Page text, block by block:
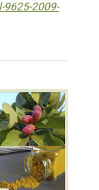
9625-2009-